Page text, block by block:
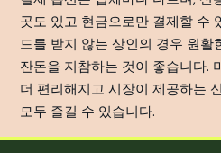
곳도 있고 현금으로만 결제할 수
드를 받지 않는 상인의 경우 원활
잔돈을 지참하는 것이 좋습니다.
더 편리해지고 시장이 제공하는
모두 즐길 수 있습니다.